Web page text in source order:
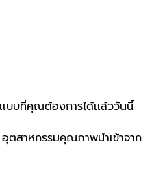
เบบที่คุณต้องการได้เเล้ววันนี้
ตสาหกรรมคุณภาพนำเข้าจาก